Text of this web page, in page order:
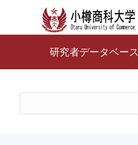
研究者データベース